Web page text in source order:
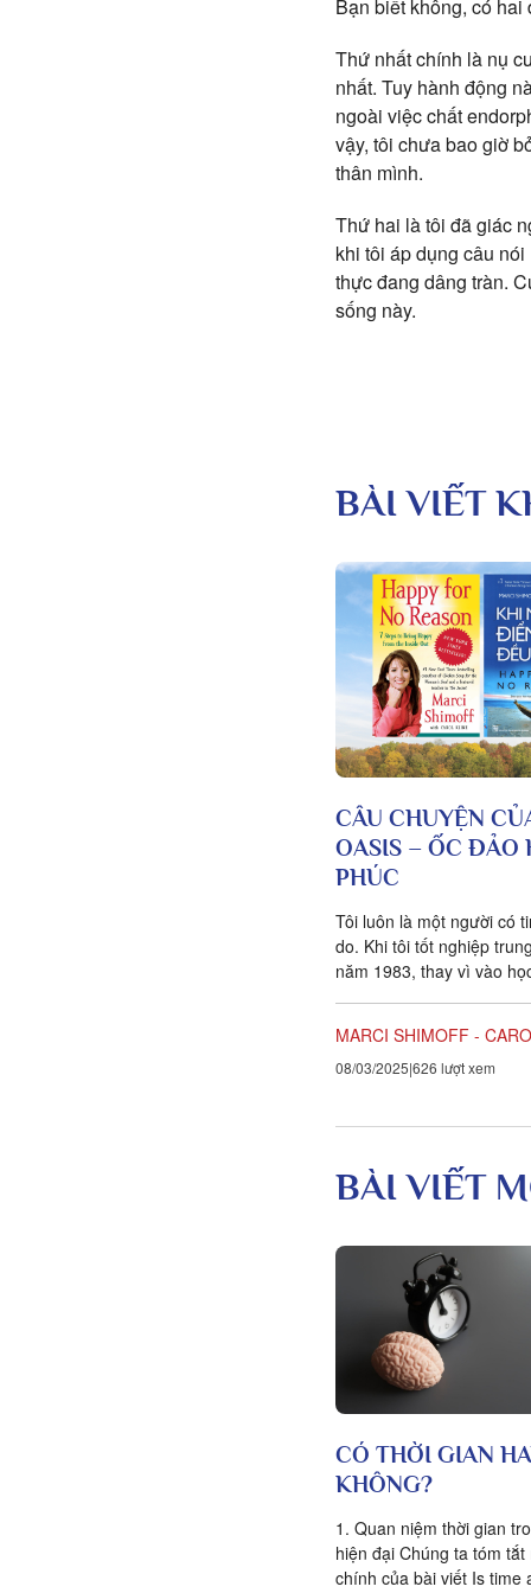
Bạn biết không, có
Thứ nhất chính là nụ
nhất. Tuy hành động
ngoài việc chất
vậy, tôi chưa bao giờ
thân mình.
Thứ hai là tôi đã giác
khi tôi áp dụng câu
thực đang dâng tràn.
sống này.
BÀI VIẾT
CÂU CHUYỆN
OASIS – ỐC ĐẢO
PHÚC
Tôi luôn là một người có
do. Khi tôi tốt nghiệp
năm 1983, thay vì vào
MARCI SHIMOFF -
08/03/2025 626 lượt xem
BÀI VIẾT
CÓ THỜI GIAN
KHÔNG?
1. Quan niệm thời gian
hiện đại Chúng ta tóm
chính của bài viết Is time